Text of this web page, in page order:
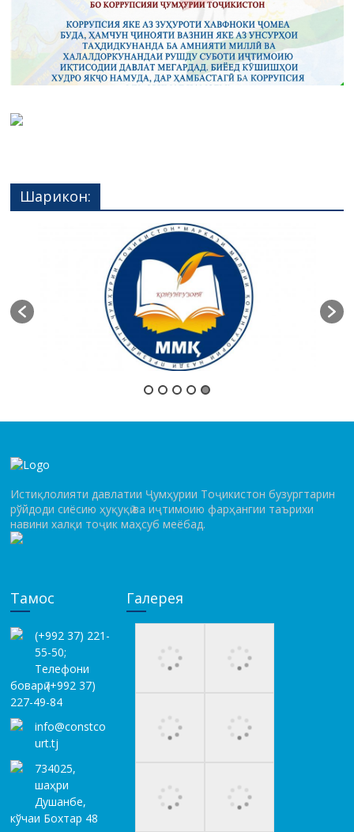
Шарикон:
Истиқлолияти давлатии Ҷумҳурии Тоҷикистон бузургтарин
рўй­до­ди сиёсию ҳуқуқӣ ва иҷтимоию фарҳангии таърихи
навини халқи тоҷик маҳсуб меёбад.
Тамос
(+992 37) 221-
55-50;
Телефони
боварӣ (+992 37)
227-49-84
info@constco
urt.tj
734025,
шаҳри
Душанбе,
кўчаи Бохтар 48
Галерея